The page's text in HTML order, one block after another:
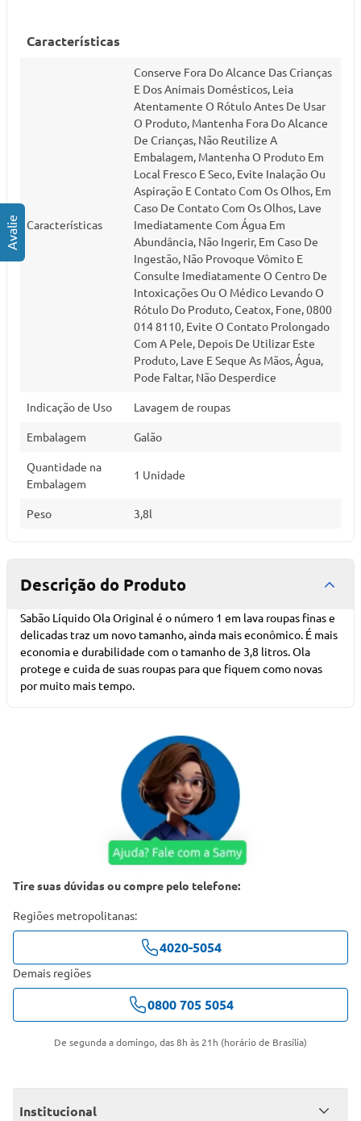
Características
Características
Conserve Fora Do Alcance Das Crianças
E Dos Animais Domésticos, Leia
Atentamente O Rótulo Antes De Usar
O Produto, Mantenha Fora Do Alcance
De Crianças, Não Reutilize A
Embalagem, Mantenha O Produto Em
Local Fresco E Seco, Evite Inalação Ou
Aspiração E Contato Com Os Olhos, Em
Caso De Contato Com Os Olhos, Lave
Imediatamente Com Água Em
Abundância, Não Ingerir, Em Caso De
Ingestão, Não Provoque Vômito E
Consulte Imediatamente O Centro De
Intoxicações Ou O Médico Levando O
Rótulo Do Produto, Ceatox, Fone, 0800
014 8110, Evite O Contato Prolongado
Com A Pele, Depois De Utilizar Este
Produto, Lave E Seque As Mãos, Água,
Pode Faltar, Não Desperdice
Indicação de Uso Lavagem de roupas
Embalagem Galão
Quantidade na
Embalagem
1 Unidade
Peso 3,8l
Descrição do Produto
Sabão Líquido Ola Original é o número 1 em lava roupas finas e
delicadas traz um novo tamanho, ainda mais econômico. É mais
economia e durabilidade com o tamanho de 3,8 litros. Ola
protege e cuida de suas roupas para que fiquem como novas
por muito mais tempo.
Tire suas dúvidas ou compre pelo telefone:
Regiões metropolitanas:
4020-5054
Demais regiões
0800 705 5054
De segunda a domingo, das 8h às 21h (horário de Brasília)
Institucional